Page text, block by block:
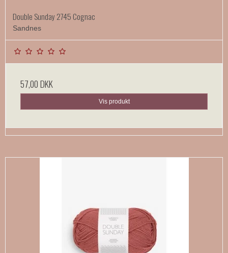
Double Sunday 2745 Cognac
Sandnes
57,00 DKK
Vis produkt